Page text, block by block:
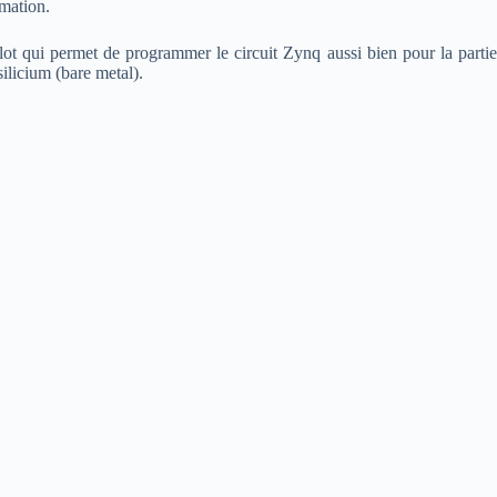
qui permet de programmer le circuit Zynq aussi bien pour la partie
(bare metal).